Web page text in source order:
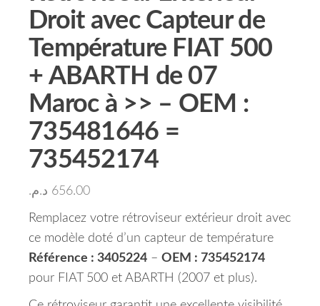
Droit avec Capteur de
Température FIAT 500
+ ABARTH de 07
Maroc à >> – OEM :
735481646 =
735452174
656.00 د.م.
Remplacez votre rétroviseur extérieur droit avec
ce modèle doté d’un capteur de température
Référence : 3405224 – OEM : 735452174
pour FIAT 500 et ABARTH (2007 et plus).